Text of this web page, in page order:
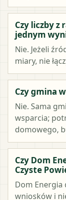
Czy liczby
jednym
Nie. Jeżeli
miary, nie
Czy gmina
Nie. Sama
wsparcia;
domowego,
Czy Dom
Czyste
Dom Energia
wniosków i